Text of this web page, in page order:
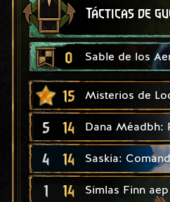
Tácticas de
0 Sable de los
15 Misterios de
5 14 Dana Méadbh:
4 14 Saskia:
1 14 Simlas Finn